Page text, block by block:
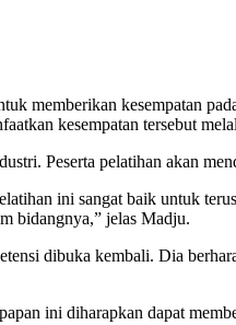
memberikan kesempatan
kesempatan tersebut
Peserta pelatihan akan
ini sangat baik untuk
bidangnya,” jelas Madju.
dibuka kembali. Dia
ini diharapkan dapat